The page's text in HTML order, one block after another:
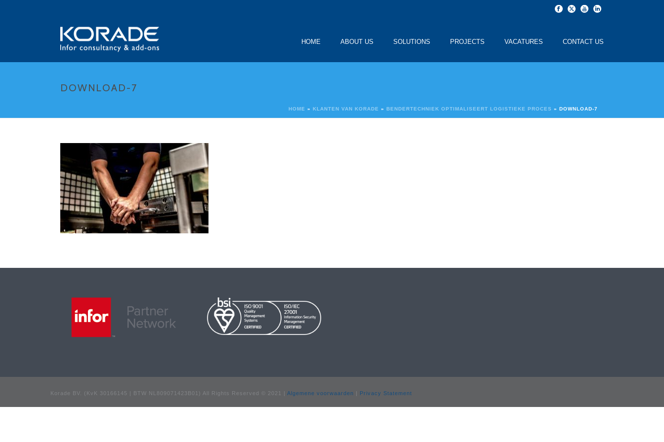
HOME ABOUT US SOLUTIONS PROJECTS VACATURES CONTACT US
DOWNLOAD-7
HOME » KLANTEN VAN KORADE » BENDERTECHNIEK OPTIMALISEERT LOGISTIEKE PROCES » DOWNLOAD-7
Korade BV. (KvK 30166145 | BTW NL809071423B01) All Rights Reserved © 2021 | Algemene voorwaarden | Privacy Statement